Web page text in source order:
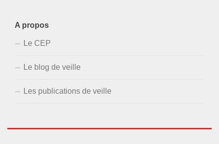
A propos
Le CEP
Le blog de veille
Les publications de veille